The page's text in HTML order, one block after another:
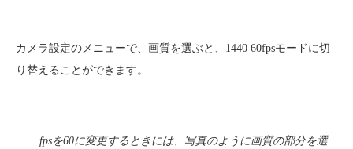
カメラ設定のメニューで、画質を選ぶと、1440 60fpsモードに切
り替えることができます。
fpsを60に変更するときには、写真のように画質の部分を選